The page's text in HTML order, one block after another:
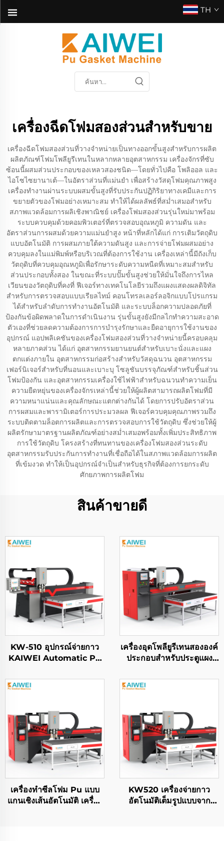
TH
เครื่องฉีดโฟมสองส่วนสำหรับขาย
เครื่องฉีดโฟมสองส่วนที่วางจำหน่ายเป็นทางออกขั้นสูงสำหรับการผลิต
ผลิตภัณฑ์โฟมโพลียูรีเทนในหลากหลายอุตสาหกรรม เครื่องจักรที่ซับ
ซ้อนนี้ผสมส่วนประกอบของเหลวสองชนิด—โดยทั่วไปคือ โพลิออล และ
ไอโซไซยานาเต้—ในอัตราส่วนที่แม่นยำ เพื่อสร้างวัสดุโฟมคุณภาพสูง
เครื่องทำงานผ่านระบบผสมขั้นสูงที่รับประกันปฏิกิริยาทางเคมีและการ
ขยายตัวของโฟมอย่างเหมาะสม ทำให้ได้ผลลัพธ์ที่สม่ำเสมอสำหรับ
สภาพแวดล้อมการผลิเชิงพาณิชย์ เครื่องโฟมสองส่วนรุ่นใหม่มาพร้อม
ระบบควบคุมด้วยคอมพิวเตอร์ที่ตรวจสอบอุณหภูมิ ความดัน และ
อัตราส่วนการผสมด้วยความแม่นยำสูง หน้าที่หลักได้แก่ การเติมวัตถุดิบ
แบบอัตโนมัติ การผสมภายใต้ความดันสูง และการจ่ายโฟมผสมอย่าง
ควบคุมลงในแม่พิมพ์หรือบริเวณที่ต้องการใช้งาน เครื่องเหล่านี้มีถังเก็บ
วัตถุดิบที่ควบคุมอุณหภูมิเพื่อรักษาระดับความหนืดที่เหมาะสมสำหรับ
ส่วนประกอบทั้งสอง ในขณะที่ระบบปั๊มขั้นสูงช่วยให้มั่นใจถึงการไหล
เวียนของวัตถุดิบที่คงที่ ฟีเจอร์ทางเทคโนโลยีรวมถึงแผงแสดงผลดิจิทัล
สำหรับการตรวจสอบแบบเรียลไทม์ คอนโทรลเลอร์ลอจิกแบบโปรแกรม
ได้สำหรับลำดับการทำงานอัตโนมัติ และระบบล็อกความปลอดภัยที่
ป้องกันข้อผิดพลาดในการดำเนินงาน รุ่นขั้นสูงยังมีกลไกทำความสะอาด
ตัวเองที่ช่วยลดความต้องการการบำรุงรักษาและยืดอายุการใช้งานของ
อุปกรณ์ แอปพลิเคชันของเครื่องโฟมสองส่วนที่วางจำหน่ายนี้ครอบคลุม
หลายภาคส่วน ได้แก่ อุตสาหกรรมยานยนต์สำหรับเบาะนั่งและแผง
ตกแต่งภายใน อุตสาหกรรมก่อสร้างสำหรับวัสดุฉนวน อุตสาหกรรม
เฟอร์นิเจอร์สำหรับที่นอนและเบาะบุ โซลูชันบรรจุภัณฑ์สำหรับชิ้นส่วน
โฟมป้องกัน และอุตสาหกรรมเครื่องใช้ไฟฟ้าสำหรับฉนวนทำความเย็น
ความยืดหยุ่นของเครื่องจักรเหล่านี้ช่วยให้ผู้ผลิตสามารถผลิตโฟมที่มี
ความหนาแน่นและคุณลักษณะแตกต่างกันได้ โดยการปรับอัตราส่วน
การผสมและพารามิเตอร์การประมวลผล ฟีเจอร์ควบคุมคุณภาพรวมถึง
ระบบติดตามล็อตการผลิตและการตรวจสอบการใช้วัตถุดิบ ซึ่งช่วยให้ผู้
ผลิตรักษามาตรฐานผลิตภัณฑ์อย่างสม่ำเสมอพร้อมทั้งเพิ่มประสิทธิภาพ
การใช้วัตถุดิบ โครงสร้างที่ทนทานของเครื่องโฟมสองส่วนระดับ
อุตสาหกรรมรับประกันการทำงานที่เชื่อถือได้ในสภาพแวดล้อมการผลิต
ที่เข้มงวด ทำให้เป็นอุปกรณ์จำเป็นสำหรับธุรกิจที่ต้องการยกระดับ
ศักยภาพการผลิตโฟม
สินค้าขายดี
KW-510 อุปกรณ์จ่ายกาว
KAIWEI Automatic Pu
Dispensing Machine
Fipfg Pu Gasket
เครื่องอุดโพลียูรีเทนสององค์
ประกอบสำหรับประตูแผง
เครื่องทำซีลโฟม Pu แบบ
แกนเชิงเส้นอัตโนมัติ เครื่อง
KW520 เครื่องจ่ายกาว
อัตโนมัติเต็มรูปแบบจาก